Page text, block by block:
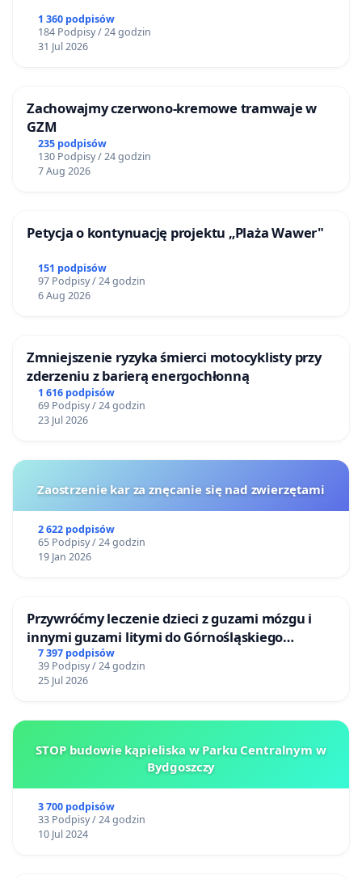
1 360 podpisów
184 Podpisy / 24 godzin
31 Jul 2026
Zachowajmy czerwono-kremowe tramwaje w
GZM
235 podpisów
130 Podpisy / 24 godzin
7 Aug 2026
Petycja o kontynuację projektu „Plaża Wawer"
151 podpisów
97 Podpisy / 24 godzin
6 Aug 2026
Zmniejszenie ryzyka śmierci motocyklisty przy
zderzeniu z barierą energochłonną
1 616 podpisów
69 Podpisy / 24 godzin
23 Jul 2026
Zaostrzenie kar za znęcanie się nad zwierzętami
2 622 podpisów
65 Podpisy / 24 godzin
19 Jan 2026
Przywróćmy leczenie dzieci z guzami mózgu i
innymi guzami litymi do Górnośląskiego
Centrum Zdrowia Dziecka w Katowicach
7 397 podpisów
39 Podpisy / 24 godzin
25 Jul 2026
STOP budowie kąpieliska w Parku Centralnym w
Bydgoszczy
3 700 podpisów
33 Podpisy / 24 godzin
10 Jul 2024